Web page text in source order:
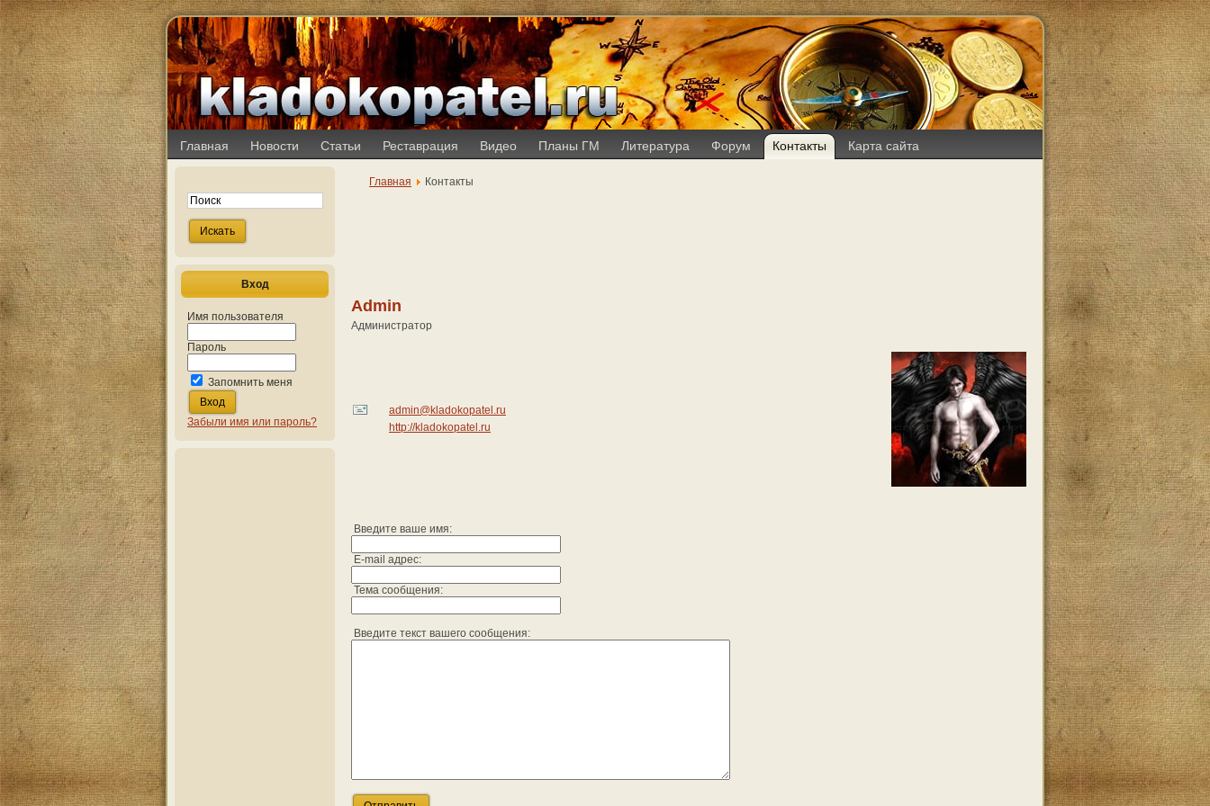
Главная Новости Статьи Реставрация Видео Планы ГМ Литература Форум Контакты Карта сайта
Вход
Имя пользователя
Пароль
Запомнить меня
Забыли имя или пароль?
Главная Контакты
Admin
Администратор
admin@kladokopatel.ru
http://kladokopatel.ru
Введите ваше имя:
E-mail адрес:
Тема сообщения:
Введите текст вашего сообщения: